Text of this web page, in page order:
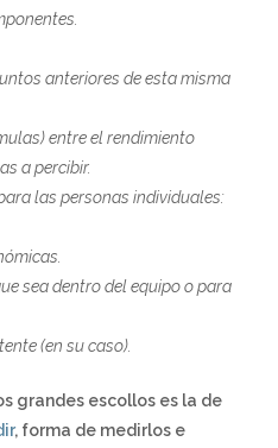
anteriores de esta misma
entre el rendimiento
a percibir.
las personas individuales:
sea dentro del equipo o para
(en su caso).
grandes escollos es la de
, forma de medirlos e